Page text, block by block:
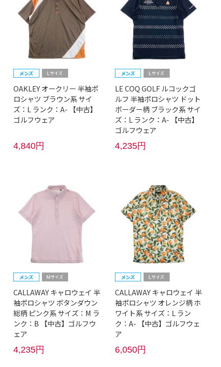
OAKLEY オークリー 半袖ポ
ロシャツ ブラウン系 サイ
ズ：L ランク：A- 【中古】
ゴルフウェア
4,840円
LE COQ GOLF ルコックゴ
ルフ 半袖ポロシャツ ドット
ボーダー柄 ブラック系 サイ
ズ：L ランク：A- 【中古】
ゴルフウェア
4,235円
CALLAWAY キャロウェイ 半
袖ポロシャツ ボタンダウン
総柄 ピンク系 サイズ：M ラ
ンク：B 【中古】ゴルフウ
ェア
4,235円
CALLAWAY キャロウェイ 半
袖ポロシャツ オレンジ柄 ホ
ワイト系 サイズ：L ラン
ク：A- 【中古】ゴルフウェ
ア
6,050円